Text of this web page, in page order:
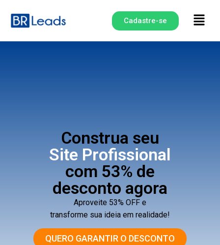
Cadastre-se
Construa seu
Site Profissional
com 53% de
desconto agora
Aproveite 53% OFF e
transforme sua ideia em realidade!
QUERO GARANTIR O DESCONTO